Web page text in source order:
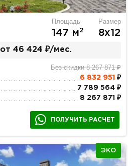
Площадь
147 м2
Размер
8х12
от 46 424 ₽/мес.
Без скидки 8 267 871 ₽
6 832 951 ₽
7 789 564 ₽
8 267 871 ₽
ПОЛУЧИТЬ РАСЧЕТ
ЭКО